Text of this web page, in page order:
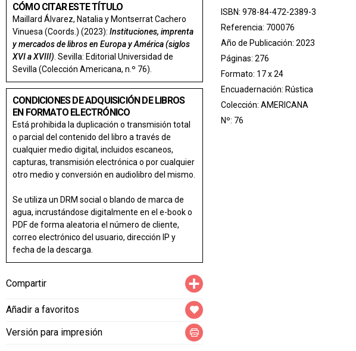
CÓMO CITAR ESTE TÍTULO
Maillard Álvarez, Natalia y Montserrat Cachero
Vinuesa (Coords.) (2023): Instituciones, imprenta
y mercados de libros en Europa y América (siglos
XVI a XVIII) . Sevilla: Editorial Universidad de
Sevilla (Colección Americana, n.º 76).
CONDICIONES DE ADQUISICIÓN DE LIBROS
EN FORMATO ELECTRÓNICO
Está prohibida la duplicación o transmisión total
o parcial del contenido del libro a través de
cualquier medio digital, incluidos escaneos,
capturas, transmisión electrónica o por cualquier
otro medio y conversión en audiolibro del mismo.
Se utiliza un DRM social o blando de marca de
agua, incrustándose digitalmente en el e-book o
PDF de forma aleatoria el número de cliente,
correo electrónico del usuario, dirección IP y
fecha de la descarga.
Compartir
Añadir a favoritos
Versión para impresión
ISBN: 978-84-472-2389-3
Referencia: 700076
Año de Publicación: 2023
Páginas: 276
Formato: 17 x 24
Encuadernación: Rústica
Colección: AMERICANA
Nº: 76